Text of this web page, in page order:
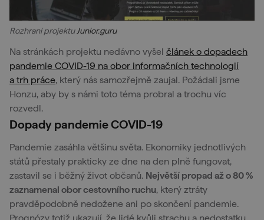
Rozhraní projektuJunior.guru
Na stránkách projektu nedávno vyšel článek o dopadech
pandemie COVID-19 na obor informačních technologií
a trh práce, který nás samozřejmě zaujal. Požádali jsme
Honzu, aby by s námi toto téma probral a trochu víc
rozvedl.
Dopady pandemie COVID-19
Pandemie zasáhla většinu světa. Ekonomiky jednotlivých
států přestaly prakticky ze dne na den plně fungovat,
zastavil se i běžný život občanů. Největší propad až o 80 %
zaznamenal obor cestovního ruchu, který ztráty
pravděpodobně nedožene ani po skončení pandemie.